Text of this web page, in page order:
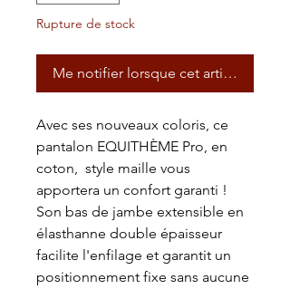
Rupture de stock
Me notifier lorsque cet article est
Avec ses nouveaux coloris, ce
pantalon EQUITHÈME Pro, en
coton, style maille vous
apportera un confort garanti !
Son bas de jambe extensible en
élasthanne double épaisseur
facilite l'enfilage et garantit un
positionnement fixe sans aucune